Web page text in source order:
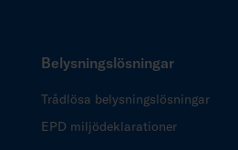
Belysningslösningar
Trådlösa belysningslösningar
EPD miljödeklarationer